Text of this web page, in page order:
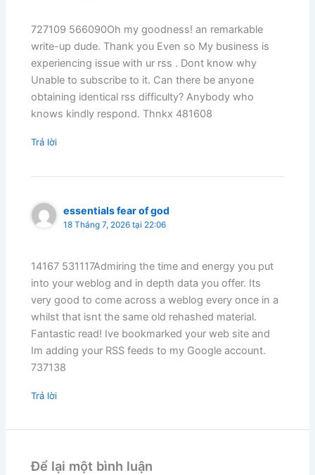
727109 566090Oh my goodness! an remarkable
write-up dude. Thank you Even so My business is
experiencing issue with ur rss . Dont know why
Unable to subscribe to it. Can there be anyone
obtaining identical rss difficulty? Anybody who
knows kindly respond. Thnkx 481608
Trả lời
essentials fear of god
18 Tháng 7, 2026 tại 22:06
14167 531117Admiring the time and energy you put
into your weblog and in depth data you offer. Its
very good to come across a weblog every once in a
whilst that isnt the same old rehashed material.
Fantastic read! Ive bookmarked your web site and
Im adding your RSS feeds to my Google account.
737138
Trả lời
Để lại một bình luận